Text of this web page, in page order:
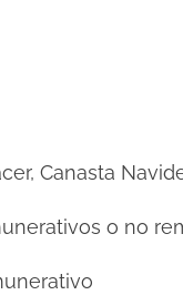
Canasta
o no